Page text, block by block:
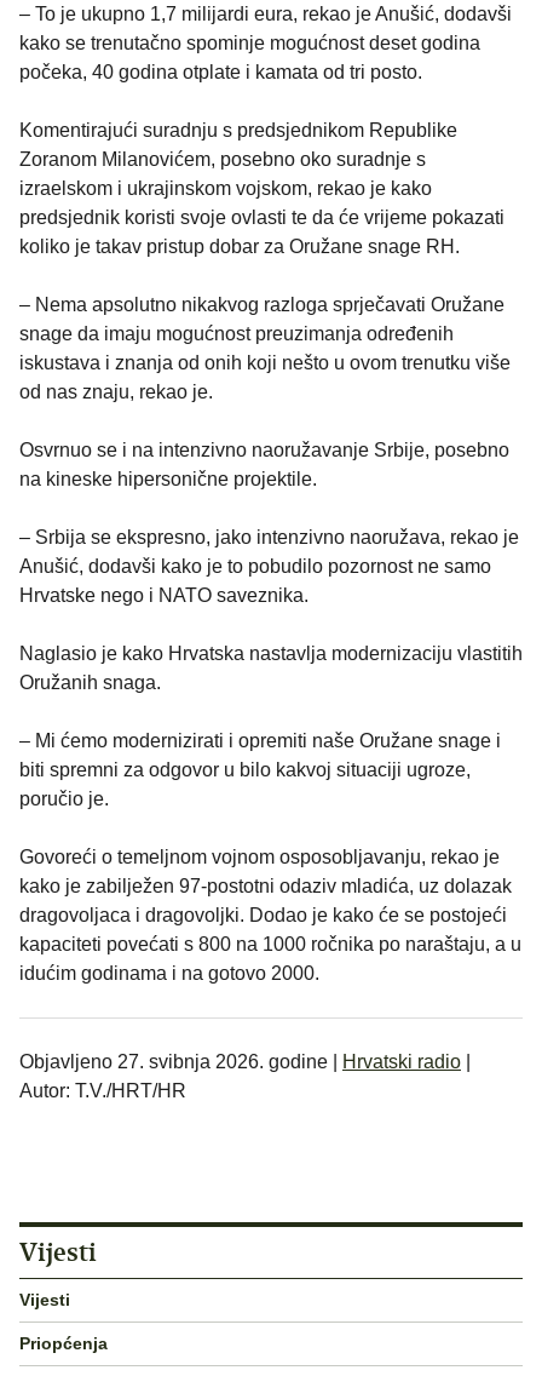
– To je ukupno 1,7 milijardi eura, rekao je Anušić, dodavši
kako se trenutačno spominje mogućnost deset godina
počeka, 40 godina otplate i kamata od tri posto.
Komentirajući suradnju s predsjednikom Republike
Zoranom Milanovićem, posebno oko suradnje s
izraelskom i ukrajinskom vojskom, rekao je kako
predsjednik koristi svoje ovlasti te da će vrijeme pokazati
koliko je takav pristup dobar za Oružane snage RH.
– Nema apsolutno nikakvog razloga sprječavati Oružane
snage da imaju mogućnost preuzimanja određenih
iskustava i znanja od onih koji nešto u ovom trenutku više
od nas znaju, rekao je.
Osvrnuo se i na intenzivno naoružavanje Srbije, posebno
na kineske hipersonične projektile.
– Srbija se ekspresno, jako intenzivno naoružava, rekao je
Anušić, dodavši kako je to pobudilo pozornost ne samo
Hrvatske nego i NATO saveznika.
Naglasio je kako Hrvatska nastavlja modernizaciju vlastitih
Oružanih snaga.
– Mi ćemo modernizirati i opremiti naše Oružane snage i
biti spremni za odgovor u bilo kakvoj situaciji ugroze,
poručio je.
Govoreći o temeljnom vojnom osposobljavanju, rekao je
kako je zabilježen 97-postotni odaziv mladića, uz dolazak
dragovoljaca i dragovoljki. Dodao je kako će se postojeći
kapaciteti povećati s 800 na 1000 ročnika po naraštaju, a u
idućim godinama i na gotovo 2000.
Objavljeno 27. svibnja 2026. godine | Hrvatski radio
Autor: T.V./HRT/HR
Vijesti
Vijesti
Priopćenja